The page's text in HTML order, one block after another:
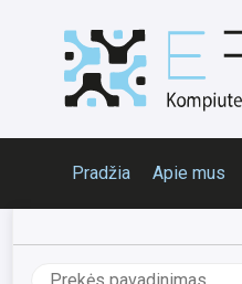
Pradžia Apie mus
Ieškoti: